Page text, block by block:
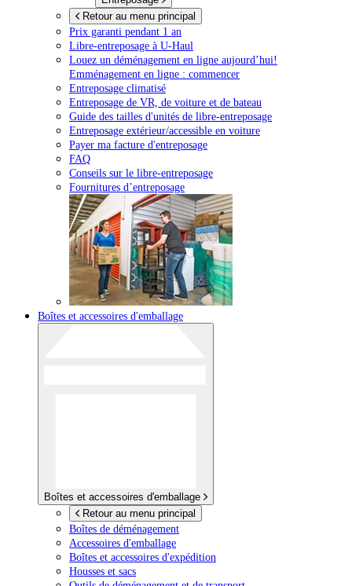
Retour au menu principal
Prix garanti pendant 1 an
Libre-entreposage à U-Haul
Louez un déménagement en ligne aujourd’hui!
Emménagement en ligne : commencer
Entreposage climatisé
Entreposage de VR, de voiture et de bateau
Guide des tailles d'unités de libre-entreposage
Entreposage extérieur/accessible en voiture
Payer ma facture d'entreposage
FAQ
Conseils sur le libre-entreposage
Fournitures d’entreposage
Boîtes et accessoires d'emballage
Boîtes et accessoires d'emballage
Retour au menu principal
Boîtes de déménagement
Accessoires d'emballage
Boîtes et accessoires d'expédition
Housses et sacs